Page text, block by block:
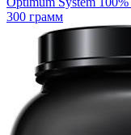
300 грамм